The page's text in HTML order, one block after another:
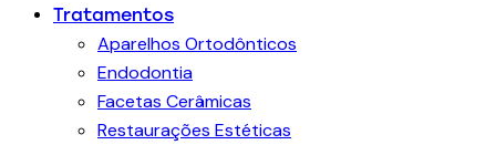
Tratamentos
Aparelhos Ortodônticos
Endodontia
Facetas Cerâmicas
Restaurações Estéticas